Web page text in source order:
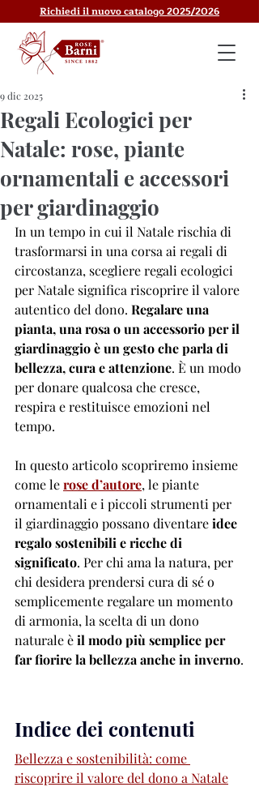
Richiedi il nuovo catalogo 2025/2026
Regali Ecologici per
Natale: rose, piante
ornamentali e accessori
per giardinaggio
9 dic 2025
In un tempo in cui il Natale rischia di
trasformarsi in una corsa ai regali di
circostanza, scegliere regali ecologici
per Natale significa riscoprire il valore
autentico del dono. Regalare una
pianta, una rosa o un accessorio per il
giardinaggio è un gesto che parla di
bellezza, cura e attenzione. È un modo
per donare qualcosa che cresce,
respira e restituisce emozioni nel
tempo.
In questo articolo scopriremo insieme
come le rose d’autore, le piante
ornamentali e i piccoli strumenti per
il giardinaggio possano diventare idee
regalo sostenibili e ricche di
significato. Per chi ama la natura, per
chi desidera prendersi cura di sé o
semplicemente regalare un momento
di armonia, la scelta di un dono
naturale è il modo più semplice per
far fiorire la bellezza anche in inverno.
Indice dei contenuti
Bellezza e sostenibilità: come
riscoprire il valore del dono a Natale